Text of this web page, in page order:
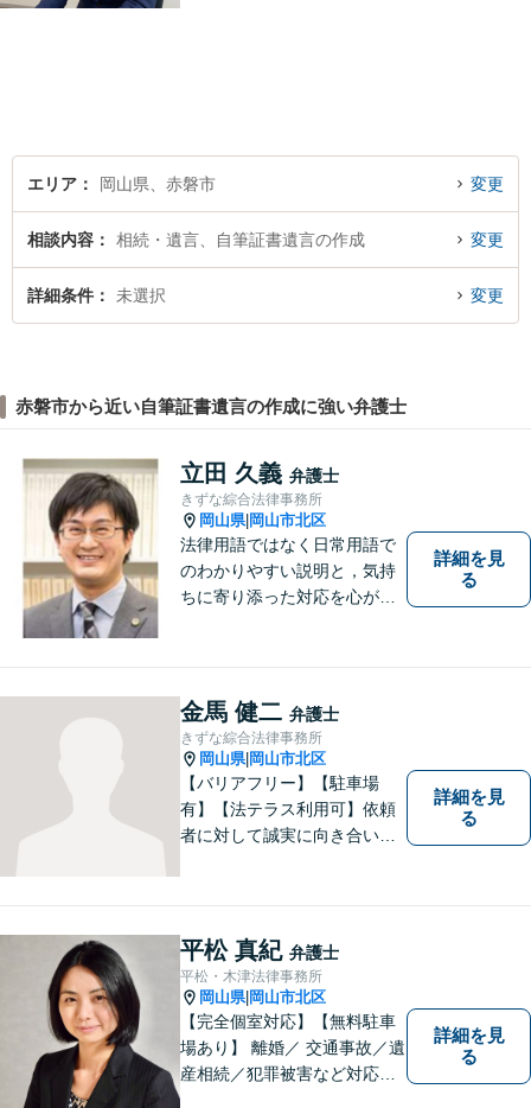
エリア 岡山県、赤磐市 変更
相談内容 相続・遺言、自筆証書遺言の作成 変更
詳細条件 未選択 変更
赤磐市から近い自筆証書遺言の作成に強い弁護士
立田 久義 弁護士
きずな綜合法律事務所
岡山県| 岡山市北区
法律用語ではなく日常用語で
のわかりやすい説明と，気持
ちに寄り添った対応を心がけ
詳細を見
る
金馬 健二 弁護士
きずな綜合法律事務所
岡山県| 岡山市北区
【バリアフリー】【駐車場
有】【法テラス利用可】依頼
者に対して誠実に向き合い、
案件に取り掛かることができ
るように準備していますので
お気軽にご相談ください。
詳細を見
る
平松 真紀 弁護士
平松・木津法律事務所
岡山県| 岡山市北区
【完全個室対応】【無料駐車
場あり】 離婚／ 交通事故／遺
産相続／犯罪被害など対応可
詳細を見
る